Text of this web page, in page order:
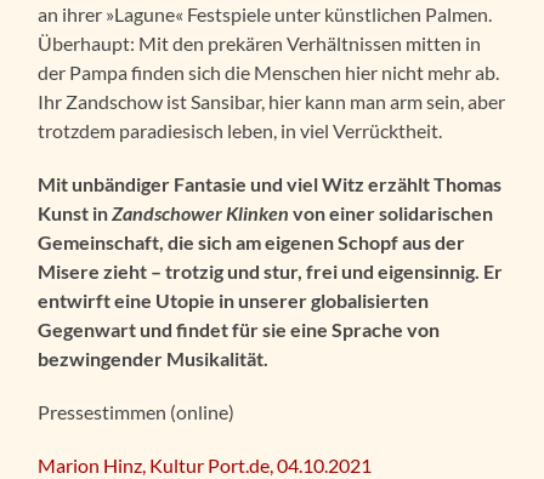
an ihrer »Lagune« Festspiele unter künstlichen Palmen.
Überhaupt: Mit den prekären Verhältnissen mitten in
der Pampa finden sich die Menschen hier nicht mehr ab.
Ihr Zandschow ist Sansibar, hier kann man arm sein, aber
trotzdem paradiesisch leben, in viel Verrücktheit.
Mit unbändiger Fantasie und viel Witz erzählt Thomas
Kunst in Zandschower Klinken von einer solidarischen
Gemeinschaft, die sich am eigenen Schopf aus der
Misere zieht – trotzig und stur, frei und eigensinnig. Er
entwirft eine Utopie in unserer globalisierten
Gegenwart und findet für sie eine Sprache von
bezwingender Musikalität.
Pressestimmen (online)
Marion Hinz, Kultur Port.de, 04.10.2021